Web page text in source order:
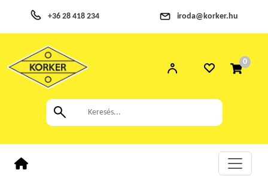
+36 28 418 234 iroda@korker.hu
0